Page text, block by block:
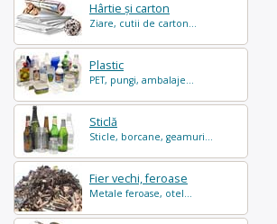
Hârtie și carton
Ziare, cutii de carton...
Plastic
PET, pungi, ambalaje...
Sticlă
Sticle, borcane, geamuri...
Fier vechi, feroase
Metale feroase, otel...